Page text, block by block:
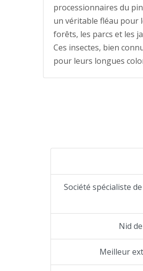
processionnaires du
un véritable fléau pour
forêts, les parcs et les
Ces insectes, bien
pour leurs longues
Société spécialiste
Nid
Meilleur